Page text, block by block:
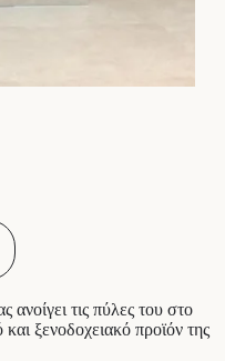
ανοίγει τις πύλες του στο
ξενοδοχειακό προϊόν της